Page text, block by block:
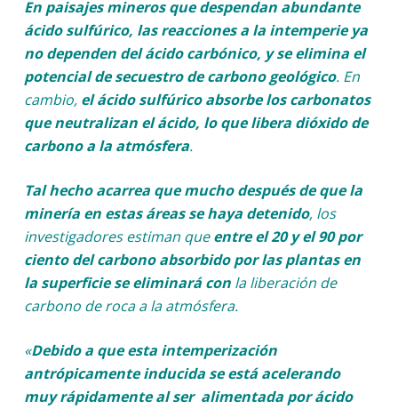
En paisajes mineros que despendan abundante
ácido sulfúrico, las reacciones a la intemperie ya
no dependen del ácido carbónico, y se elimina el
potencial de secuestro de carbono geológico. En
cambio, el ácido sulfúrico absorbe los carbonatos
que neutralizan el ácido, lo que libera dióxido de
carbono a la atmósfera.
Tal hecho acarrea que mucho después de que la
minería en estas áreas se haya detenido, los
investigadores estiman queentre el 20 y el 90 por
ciento del carbono absorbido por las plantas en
la superficie se eliminará conla liberación de
carbono de roca a la atmósfera.
«Debido a que esta intemperización
antrópicamente inducida se está acelerando
muy rápidamente al ser alimentada por ácido